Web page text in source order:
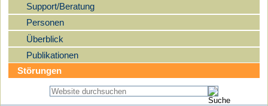
Support/Beratung
Personen
Überblick
Publikationen
Störungen